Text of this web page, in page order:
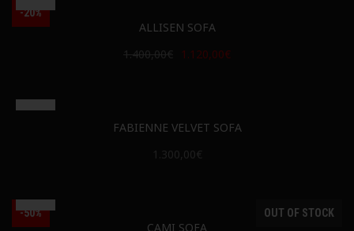
-20%
ALLISEN SOFA
1.400,00€
1.120,00€
FABIENNE VELVET SOFA
1.300,00€
-50% OUT OF STOCK
CAMI SOFA